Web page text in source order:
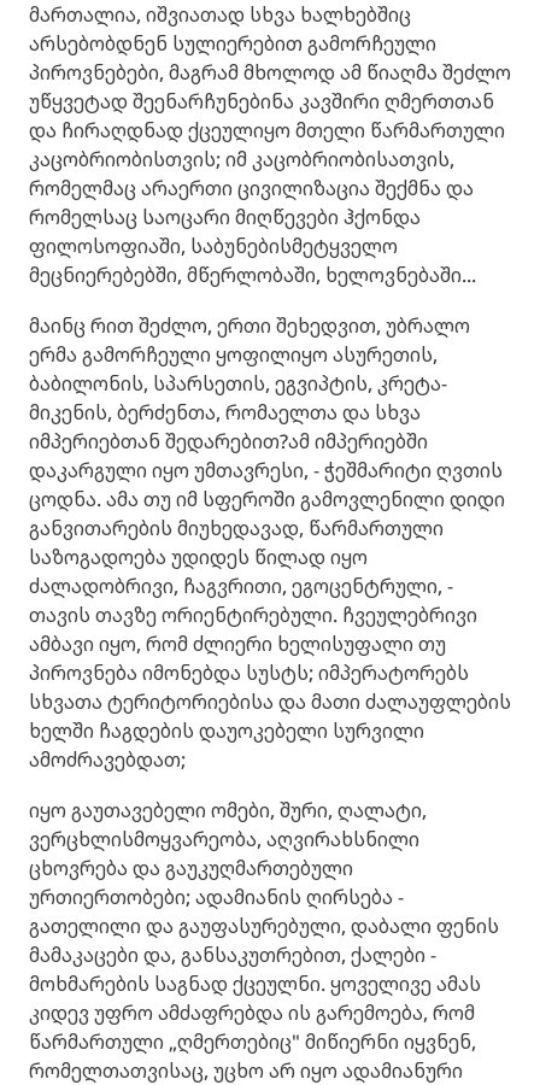
მართალია, იშვიათად სხვა ხალხებშიც
არსებობდნენ სულიერებით გამორჩეული
პიროვნებები, მაგრამ მხოლოდ ამ წიაღმა შეძლო
უწყვეტად შეენარჩუნებინა კავშირი ღმერთთან
და ჩირაღდნად ქცეულიყო მთელი წარმართული
კაცობრიობისთვის; იმ კაცობრიობისათვის,
რომელმაც არაერთი ცივილიზაცია შექმნა და
რომელსაც საოცარი მიღწევები ჰქონდა
ფილოსოფიაში, საბუნებისმეტყველო
მეცნიერებებში, მწერლობაში, ხელოვნებაში...
მაინც რით შეძლო, ერთი შეხედვით, უბრალო
ერმა გამორჩეული ყოფილიყო ასურეთის,
ბაბილონის, სპარსეთის, ეგვიპტის, კრეტა-
მიკენის, ბერძენთა, რომაელთა და სხვა
იმპერიებთან შედარებით?ამ იმპერიებში
დაკარგული იყო უმთავრესი, - ჭეშმარიტი ღვთის
ცოდნა. ამა თუ იმ სფეროში გამოვლენილი დიდი
განვითარების მიუხედავად, წარმართული
საზოგადოება უდიდეს წილად იყო
ძალადობრივი, ჩაგვრითი, ეგოცენტრული, -
თავის თავზე ორიენტირებული. ჩვეულებრივი
ამბავი იყო, რომ ძლიერი ხელისუფალი თუ
პიროვნება იმონებდა სუსტს; იმპერატორებს
სხვათა ტერიტორიებისა და მათი ძალაუფლების
ხელში ჩაგდების დაუოკებელი სურვილი
ამოძრავებდათ;
იყო გაუთავებელი ომები, შური, ღალატი,
ვერცხლისმოყვარეობა, აღვირახსნილი
ცხოვრება და გაუკუღმართებული
ურთიერთობები; ადამიანის ღირსება -
გათელილი და გაუფასურებული, დაბალი ფენის
მამაკაცები და, განსაკუთრებით, ქალები -
მოხმარების საგნად ქცეულნი. ყოველივე ამას
კიდევ უფრო ამძაფრებდა ის გარემოება, რომ
წარმართული „ღმერთებიც" მიწიერნი იყვნენ,
რომელთათვისაც, უცხო არ იყო ადამიანური